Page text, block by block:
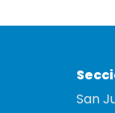
San